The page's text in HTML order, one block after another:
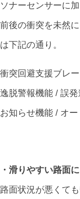
ソナーセンサーに
前後の衝突を未然
は下記の通り。
衝突回避支援ブレ
逸脱警報機能 / 誤
お知らせ機能 / オ
・滑りやすい路面
路面状況が悪くても